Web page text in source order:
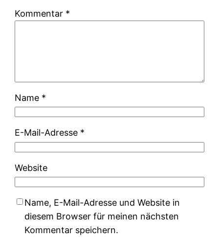
Kommentar *
Name *
E-Mail-Adresse *
Website
Name, E-Mail-Adresse und Website in
diesem Browser für meinen nächsten
Kommentar speichern.